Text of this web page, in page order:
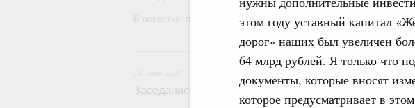
этом году уставный капитал
дорог» наших был увеличен
64 млрд рублей. Я только что
документы, которые вносят
которое предусматривает в
В повестке: проекты федеральных законов
16 июля, четверг
Заседание Правительства (2026 год, №24)